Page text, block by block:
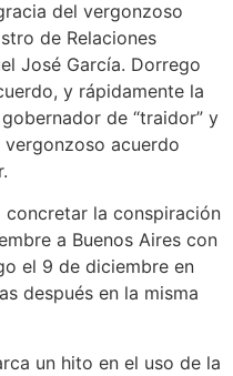
del vergonzoso
de Relaciones
José García. Dorrego
y rápidamente la
de “traidor” y
acuerdo
concretar la conspiración
a Buenos Aires con
el 9 de diciembre en
después en la misma
un hito en el uso de la